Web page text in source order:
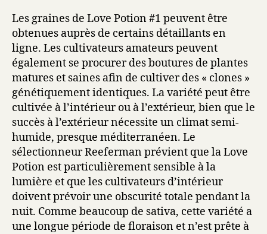
Les graines de Love Potion #1 peuvent être
obtenues auprès de certains détaillants en
ligne. Les cultivateurs amateurs peuvent
également se procurer des boutures de plantes
matures et saines afin de cultiver des « clones »
génétiquement identiques. La variété peut être
cultivée à l’intérieur ou à l’extérieur, bien que le
succès à l’extérieur nécessite un climat semi-
humide, presque méditerranéen. Le
sélectionneur Reeferman prévient que la Love
Potion est particulièrement sensible à la
lumière et que les cultivateurs d’intérieur
doivent prévoir une obscurité totale pendant la
nuit. Comme beaucoup de sativa, cette variété a
une longue période de floraison et n’est prête à